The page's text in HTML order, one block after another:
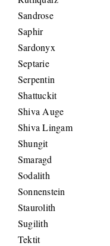
Sandrose
Saphir
Sardonyx
Septarie
Serpentin
Shattuckit
Shiva Auge
Shiva Lingam
Shungit
Smaragd
Sodalith
Sonnenstein
Staurolith
Sugilith
Tektit